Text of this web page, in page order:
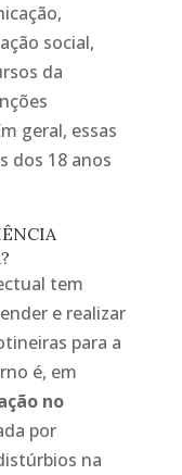
social,
da
geral, essas
dos 18 anos
tem
e realizar
para a
é, em
no
por
na